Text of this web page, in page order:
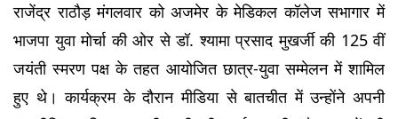
राजेंद्र राठौड़ मंगलवार को अजमेर के मेडिकल कॉलेज सभागार में
भाजपा युवा मोर्चा की ओर से डॉ. श्यामा प्रसाद मुखर्जी की 125 वीं
जयंती स्मरण पक्ष के तहत आयोजित छात्र-युवा सम्मेलन में शामिल
हुए थे। कार्यक्रम के दौरान मीडिया से बातचीत में उन्होंने अपनी